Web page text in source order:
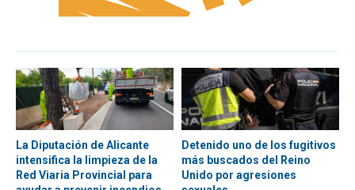
La Diputación de Alicante
intensifica la limpieza de la
Red Viaria Provincial para
Detenido uno de los fugitivos
más buscados del Reino
Unido por agresiones